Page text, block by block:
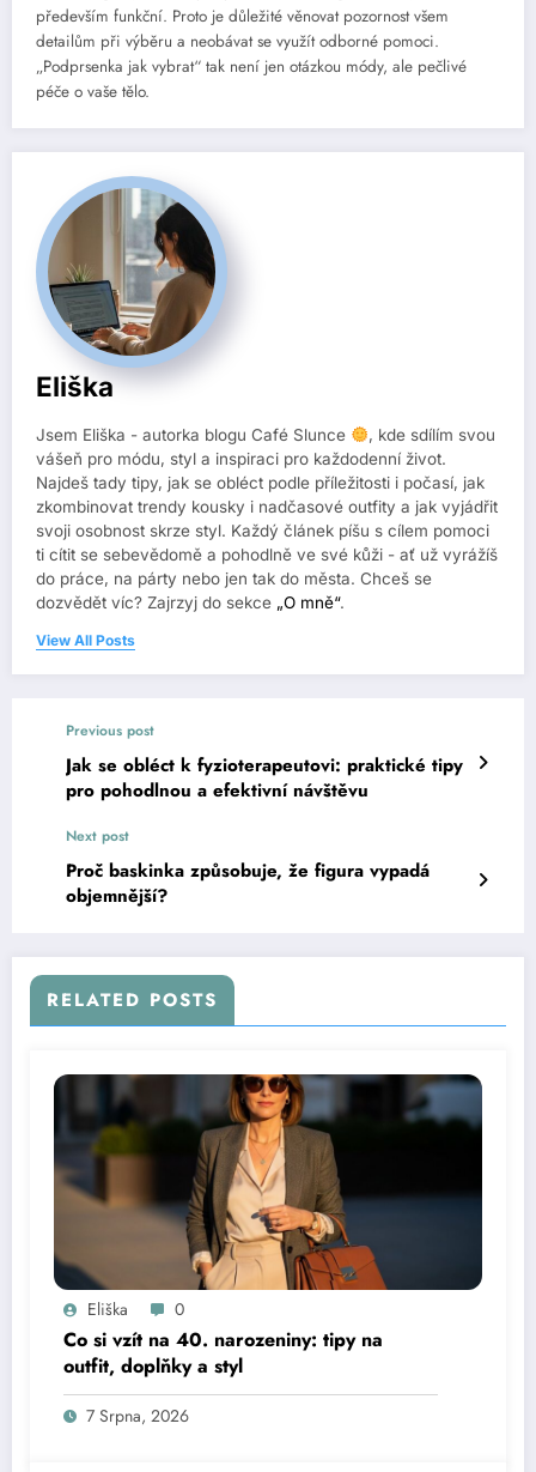
především funkční. Proto je důležité věnovat pozornost všem
detailům při výběru a neobávat se využít odborné pomoci.
„Podprsenka jak vybrat“ tak není jen otázkou módy, ale pečlivé
péče o vaše tělo.
Eliška
Jsem Eliška - autorka blogu Café Slunce
, kde sdílím svou
vášeň pro módu, styl a inspiraci pro každodenní život.
Najdeš tady tipy, jak se obléct podle příležitosti i počasí, jak
zkombinovat trendy kousky i nadčasové outfity a jak vyjádřit
svoji osobnost skrze styl. Každý článek píšu s cílem pomoci
ti cítit se sebevědomě a pohodlně ve své kůži - ať už vyrážíš
do práce, na párty nebo jen tak do města. Chceš se
dozvědět víc? Zajrzyj do sekce „O mně“.
View All Posts
Previous post
Jak se obléct k fyzioterapeutovi: praktické tipy
pro pohodlnou a efektivní návštěvu
Next post
Proč baskinka způsobuje, že figura vypadá
objemnější?
RELATED POSTS
Eliška 0
Co si vzít na 40. narozeniny: tipy na
outfit, doplňky a styl
7 Srpna, 2026